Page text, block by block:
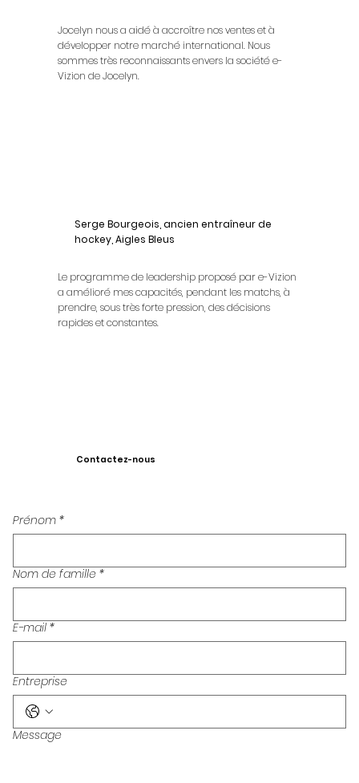
Jocelyn nous a aidé à accroître nos ventes et à
développer notre marché international. Nous
sommes très reconnaissants envers la société e-
Vizion de Jocelyn.
Serge Bourgeois, ancien entraîneur de
hockey, Aigles Bleus
Le programme de leadership proposé par e-Vizion
a amélioré mes capacités, pendant les matchs, à
prendre, sous très forte pression, des décisions
rapides et constantes.
Contactez-nous
Prénom *
Nom de famille *
E-mail *
Entreprise
Message